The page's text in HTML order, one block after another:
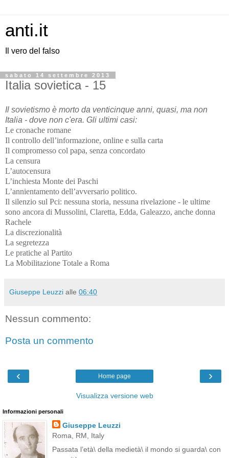
anti.it
Il vero del falso
sabato 14 settembre 2013
Italia sovietica - 15
Il sovietismo è morto da venticinque anni, quasi, ma non
Italia - dove non c'era. Gli ultimi casi:
Le cronache romane
Il controllo dell’informazione, online e sulla carta
Il compromesso col papa, senza concordato
La censura
L’autocensura
L’inchiesta Monte dei Paschi
L’annientamento dell’avversario politico.
Il silenzio sul Pci: nessuna storia, nessuna rivelazione - le ultime
sono ancora di Mussolini, Claretta, Edda, Galeazzo, anche donna
Rachele
La discrezionalità
La segretezza
Le pratiche al Partito
La Mobilitazione Totale a Roma
Giuseppe Leuzzi alle 06:40
Nessun commento:
Posta un commento
‹ ›
Home page
Visualizza versione web
Informazioni personali
Giuseppe Leuzzi
Roma, RM, Italy
Passata l’età\ della medietà\ il mondo si guarda\ con